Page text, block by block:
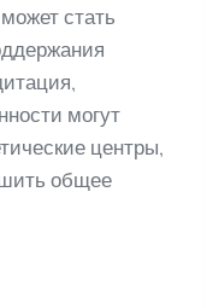
стать
могут
центры,
общее